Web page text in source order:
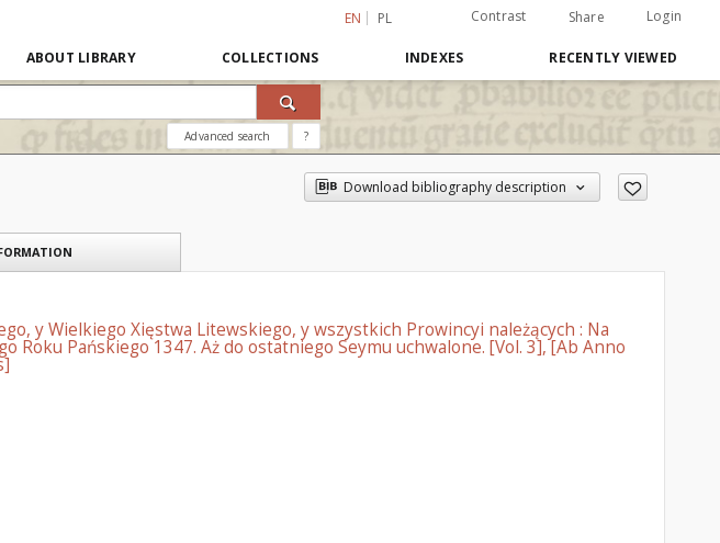
EN PL Contrast Share Login
ABOUT LIBRARY COLLECTIONS INDEXES RECENTLY VIEWED
Advanced search ?
Download bibliography description
y Wielkiego Xięstwa Litewskiego, y wszystkich Prowincyi należących : Na
Roku Pańskiego 1347. Aż do ostatniego Seymu uchwalone. [Vol. 3], [Ab Anno